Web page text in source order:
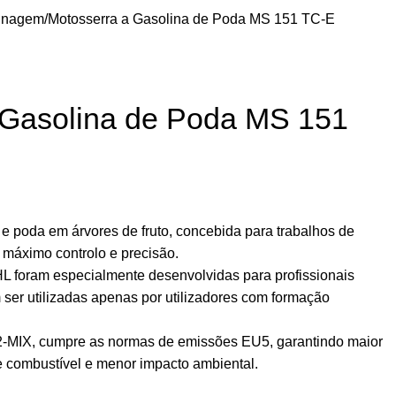
Motosserra a Gasolina de Poda MS 151 TC-E
de Poda MS 151
poda em árvores de fruto, concebida para trabalhos de
controlo e precisão.
foram especialmente desenvolvidas para profissionais
utilizadas apenas por utilizadores com formação
MIX, cumpre as normas de emissões EU5, garantindo maior
e menor impacto ambiental.